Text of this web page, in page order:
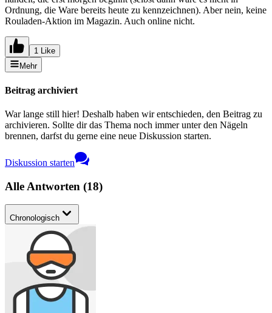
Ordnung, die Ware bereits heute zu kennzeichnen). Aber nein, keine
Rouladen-Aktion im Magazin. Auch online nicht.
1 Like
Mehr
Beitrag archiviert
War lange still hier! Deshalb haben wir entschieden, den Beitrag zu
archivieren. Sollte dir das Thema noch immer unter den Nägeln
brennen, darfst du gerne eine neue Diskussion starten.
Diskussion starten
Alle Antworten (18)
Chronologisch